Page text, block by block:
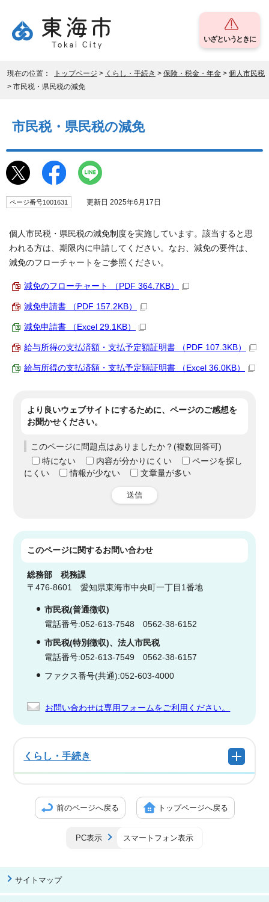
いざというときに
現在の位置： トップページ > くらし・手続き > 保険・税金・年金 > 個人市民税
> 市民税・県民税の減免
市民税・県民税の減免
ページ番号1001631 更新日 2025年6月17日
個人市民税・県民税の減免制度を実施しています。該当すると思
われる方は、期限内に申請してください。なお、減免の要件は、
減免のフローチャートをご参照ください。
減免のフローチャート （PDF 364.7KB）
減免申請書 （PDF 157.2KB）
減免申請書 （Excel 29.1KB）
給与所得の支払済額・支払予定額証明書 （PDF 107.3KB）
給与所得の支払済額・支払予定額証明書 （Excel 36.0KB）
より良いウェブサイトにするために、ページのご感想を
お聞かせください。
このページに問題点はありましたか？(複数回答可)
特にない
内容が分かりにくい
ページを探し
にくい
情報が少ない 文章量が多い
送信
このページに関するお問い合わせ
総務部税務課
〒476-8601 愛知県東海市中央町一丁目1番地
市民税(普通徴収)
電話番号:052-613-7548 0562-38-6152
市民税(特別徴収)、法人市民税
電話番号:052-613-7549 0562-38-6157
ファクス番号(共通):052-603-4000
お問い合わせは専用フォームをご利用ください。
くらし・手続き
前のページへ戻る トップページへ戻る
PC表示 スマートフォン表示
サイトマップ